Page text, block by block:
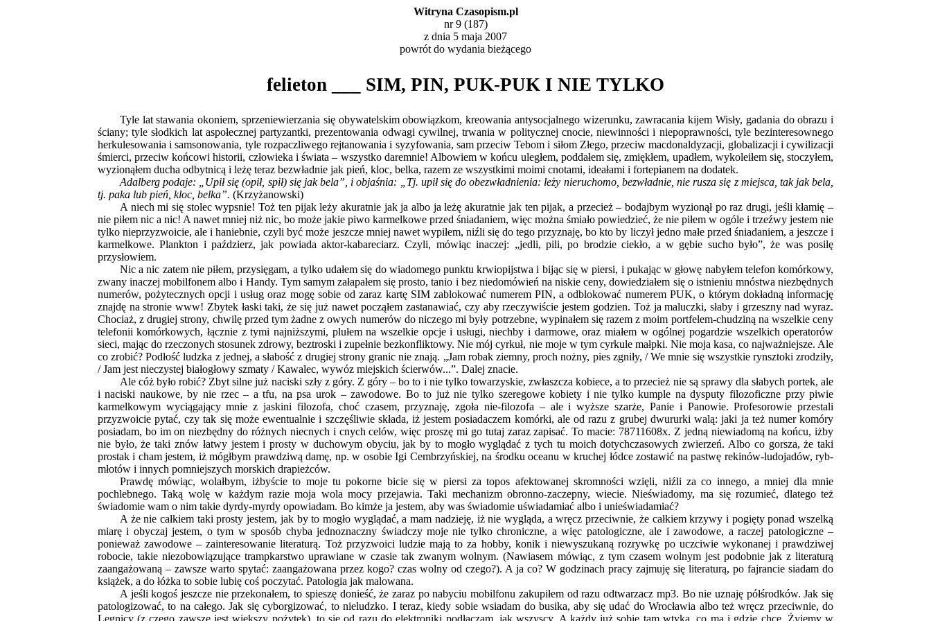
Witryna Czasopism.pl
nr 9 (187)
z dnia 5 maja 2007
powrót do wydania bieżącego
felieton ___ SIM, PIN, PUK-PUK I NIE TYLKO
Tyle lat stawania okoniem, sprzeniewierzania się obywatelskim obowiązkom, kreowania antysocjalnego wizerunku, zawracania kijem Wisły, gadania do obrazu i
ściany; tyle słodkich lat aspołecznej partyzantki, prezentowania odwagi cywilnej, trwania w politycznej cnocie, niewinności i niepoprawności, tyle bezinteresownego
herkulesowania i samsonowania, tyle rozpaczliwego rejtanowania i syzyfowania, sam przeciw Tebom i siłom Złego, przeciw macdonaldyzacji, globalizacji i cywilizacji
śmierci, przeciw końcowi historii, człowieka i świata – wszystko daremnie! Albowiem w końcu uległem, poddałem się, zmiękłem, upadłem, wykoleiłem się, stoczyłem,
wyzionąłem ducha odbytnicą i leżę teraz bezwładnie jak pień, kloc, belka, razem ze wszystkimi moimi cnotami, ideałami i fortepianem na dodatek.
Adalberg podaje: „Upił się (opił, spił) się jak bela”, i objaśnia: „Tj. upił się do obezwładnienia: leży nieruchomo, bezwładnie, nie rusza się z miejsca, tak jak bela,
tj. paka lub pień, kloc, belka”. (Krzyżanowski)
A niech mi się stolec wypsnie! Toż ten pijak leży akuratnie jak ja albo ja leżę akuratnie jak ten pijak, a przecież – bodajbym wyzionął po raz drugi, jeśli kłamię –
nie piłem nic a nic! A nawet mniej niż nic, bo może jakie piwo karmelkowe przed śniadaniem, więc można śmiało powiedzieć, że nie piłem w ogóle i trzeźwy jestem nie
tylko nieprzyzwoicie, ale i haniebnie, czyli być może jeszcze mniej nawet wypiłem, niźli się do tego przyznaję, bo kto by liczył jedno małe przed śniadaniem, a jeszcze i
karmelkowe. Plankton i paździerz, jak powiada aktor-kabareciarz. Czyli, mówiąc inaczej: „jedli, pili, po brodzie ciekło, a w gębie sucho było”, że was posilę
przysłowiem.
Nic a nic zatem nie piłem, przysięgam, a tylko udałem się do wiadomego punktu krwiopijstwa i bijąc się w piersi, i pukając w głowę nabyłem telefon komórkowy,
zwany inaczej mobilfonem albo i Handy. Tym samym załapałem się prosto, tanio i bez niedomówień na niskie ceny, dowiedziałem się o istnieniu mnóstwa niezbędnych
numerów, pożytecznych opcji i usług oraz mogę sobie od zaraz kartę SIM zablokować numerem PIN, a odblokować numerem PUK, o którym dokładną informację
znajdę na stronie www! Zbytek łaski taki, że się już nawet począłem zastanawiać, czy aby rzeczywiście jestem godzien. Toż ja maluczki, słaby i grzeszny nad wyraz.
Chociaż, z drugiej strony, chwilę przed tym żadne z owych numerów do niczego mi były potrzebne, wypinałem się razem z moim portfelem-chudziną na wszelkie ceny
telefonii komórkowych, łącznie z tymi najniższymi, plułem na wszelkie opcje i usługi, niechby i darmowe, oraz miałem w ogólnej pogardzie wszelkich operatorów
sieci, mając do rzeczonych stosunek zdrowy, beztroski i zupełnie bezkonfliktowy. Nie mój cyrkuł, nie moje w tym cyrkule małpki. Nie moja kasa, co najważniejsze. Ale
co zrobić? Podłość ludzka z jednej, a słabość z drugiej strony granic nie znają. „Jam robak ziemny, proch nożny, pies zgniły, / We mnie się wszystkie rynsztoki zrodziły,
/ Jam jest nieczystej białogłowy szmaty / Kawalec, wywóz miejskich ścierwów...”. Dalej znacie.
Ale cóż było robić? Zbyt silne już naciski szły z góry. Z góry – bo to i nie tylko towarzyskie, zwłaszcza kobiece, a to przecież nie są sprawy dla słabych portek, ale
i naciski naukowe, by nie rzec – a tfu, na psa urok – zawodowe. Bo to już nie tylko szeregowe kobiety i nie tylko kumple na dysputy filozoficzne przy piwie
karmelkowym wyciągający mnie z jaskini filozofa, choć czasem, przyznaję, zgoła nie-filozofa – ale i wyższe szarże, Panie i Panowie. Profesorowie przestali
przyzwoicie pytać, czy tak się może ewentualnie i szczęśliwie składa, iż jestem posiadaczem komórki, ale od razu z grubej dwururki walą: jaki ja też numer komóry
posiadam, bo im on niezbędny do różnych niecnych i cnych celów, więc proszę mi go tutaj zaraz zapisać. To macie: 78711608x. Z jedną niewiadomą na końcu, iżby
nie było, że taki znów łatwy jestem i prosty w duchowym obyciu, jak by to mogło wyglądać z tych tu moich dotychczasowych zwierzeń. Albo co gorsza, że taki
prostak i cham jestem, iż mógłbym prawdziwą damę, np. w osobie Igi Cembrzyńskiej, na środku oceanu w kruchej łódce zostawić na pastwę rekinów-ludojadów, ryb-
młotów i innych pomniejszych morskich drapieżców.
Prawdę mówiąc, wolałbym, iżbyście to moje tu pokorne bicie się w piersi za topos afektowanej skromności wzięli, niźli za co innego, a mniej dla mnie
pochlebnego. Taką wolę w każdym razie moja wola mocy przejawia. Taki mechanizm obronno-zaczepny, wiecie. Nieświadomy, ma się rozumieć, dlatego też
świadomie wam o nim takie dyrdy-myrdy opowiadam. Bo kimże ja jestem, aby was świadomie uświadamiać albo i unieświadamiać?
A że nie całkiem taki prosty jestem, jak by to mogło wyglądać, a mam nadzieję, iż nie wygląda, a wręcz przeciwnie, że całkiem krzywy i pogięty ponad wszelką
miarę i obyczaj jestem, o tym w sposób chyba jednoznaczny świadczy moje nie tylko chroniczne, a więc patologiczne, ale i zawodowe, a raczej patologiczne –
ponieważ zawodowe – zainteresowanie literaturą. Toż przyzwoici ludzie mają to za hobby, konik i niewyszukaną rozrywkę po uczciwie wykonanej i prawdziwej
robocie, takie niezobowiązujące trampkarstwo uprawiane w czasie tak zwanym wolnym. (Nawiasem mówiąc, z tym czasem wolnym jest podobnie jak z literaturą
zaangażowaną – zawsze warto spytać: zaangażowana przez kogo? czas wolny od czego?). A ja co? W godzinach pracy zajmuję się literaturą, po fajrancie siadam do
książek, a do łóżka to sobie lubię coś poczytać. Patologia jak malowana.
A jeśli kogoś jeszcze nie przekonałem, to spieszę donieść, że zaraz po nabyciu mobilfonu zakupiłem od razu odtwarzacz mp3. Bo nie uznaję półśrodków. Jak się
patologizować, to na całego. Jak się cyborgizować, to nieludzko. I teraz, kiedy sobie wsiadam do busika, aby się udać do Wrocławia albo też wręcz przeciwnie, do